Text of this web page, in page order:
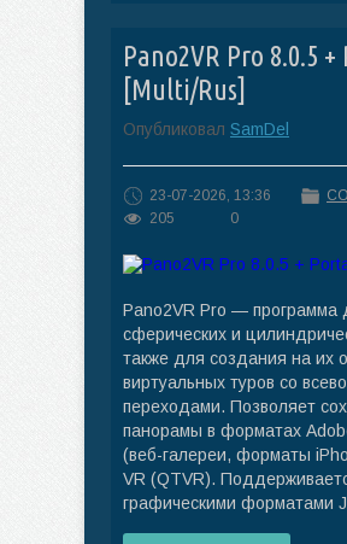
Pano2VR Pro 8.0.5
[Multi/Rus]
Опубликовал SamDel
23-07-2026, 13:36
205
0
Pano2VR Pro — программа
сферических и
также для создания на их
виртуальных туров со
переходами. Позволяет
панорамы в форматах
(веб-галереи, форматы
VR (QTVR).
графическими форматами